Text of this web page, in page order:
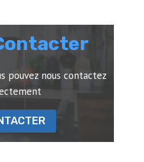
pouvez nous contactez